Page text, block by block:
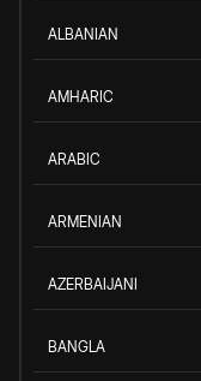
ALBANIAN
AMHARIC
ARABIC
ARMENIAN
AZERBAIJANI
BANGLA